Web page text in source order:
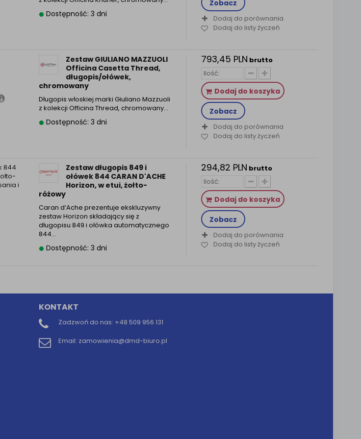
Dostępność: 3 dni
Zobacz
Dodaj do porównania
Dodaj do listy życzeń
Zestaw GIULIANO MAZZUOLI
Officina Casetta Thread,
długopis/ołówek,
chromowany
Długopis włoskiej marki Giuliano Mazzuoli
z kolekcji Officina Thread, chromowany…
Dostępność: 3 dni
793,45 PLN brutto
Dodaj do koszyka
Zobacz
Dodaj do porównania
Dodaj do listy życzeń
Zestaw długopis 849 i
ołówek 844 CARAN D'ACHE
Horizon, w etui, żołto-
różowy
Caran d’Ache prezentuje ekskluzywny
zestaw Horizon składający się z
długopisu 849 i ołówka automatycznego
844…
Dostępność: 3 dni
294,82 PLN brutto
Dodaj do koszyka
Zobacz
Dodaj do porównania
Dodaj do listy życzeń
KONTAKT
Zadzwoń do nas: +48 509 956 131
Email: zamowienia@dmd-biuro.pl